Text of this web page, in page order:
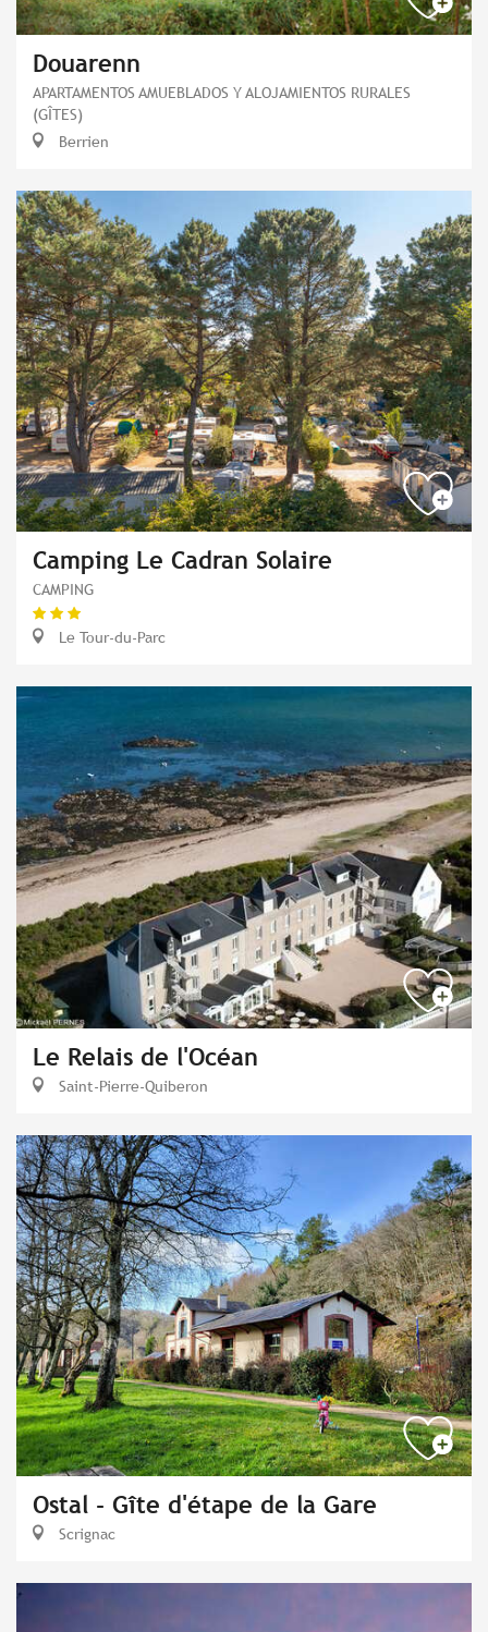
Douarenn
APARTAMENTOS AMUEBLADOS Y ALOJAMIENTOS RURALES
(GÎTES)
Berrien
Camping Le Cadran Solaire
CAMPING
Le Tour-du-Parc
Le Relais de l'Océan
Saint-Pierre-Quiberon
Ostal - Gîte d'étape de la Gare
Scrignac